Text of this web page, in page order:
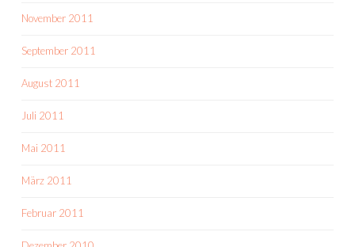
November 2011
September 2011
August 2011
Juli 2011
Mai 2011
März 2011
Februar 2011